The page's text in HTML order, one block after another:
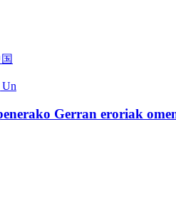
Un
Gerran eroriak